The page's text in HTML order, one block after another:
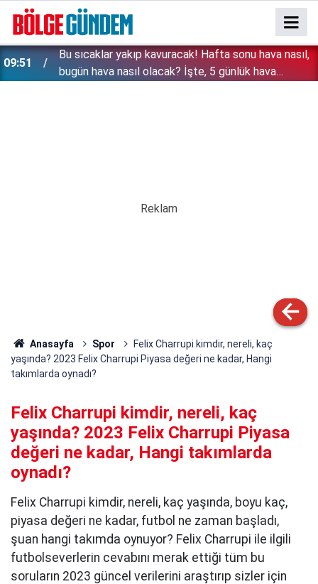
09:51
Bu sıcaklar yakıp kavuracak! Hafta sonu hava nasıl,
bugün hava nasıl olacak? İşte, 5 günlük hava
Anasayfa Spor
Felix Charrupi kimdir, nereli, kaç
yaşında? 2023 Felix Charrupi Piyasa değeri ne kadar, Hangi
takımlarda oynadı?
Felix Charrupi kimdir, nereli, kaç
yaşında? 2023 Felix Charrupi Piyasa
değeri ne kadar, Hangi takımlarda
oynadı?
Felix Charrupi kimdir, nereli, kaç yaşında, boyu kaç,
piyasa değeri ne kadar, futbol ne zaman başladı,
şuan hangi takımda oynuyor? Felix Charrupi ile ilgili
futbolseverlerin cevabını merak ettiği tüm bu
soruların 2023 güncel verilerini araştırıp sizler için